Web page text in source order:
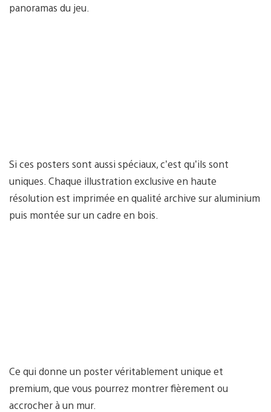
panoramas du jeu.
Si ces posters sont aussi spéciaux, c’est qu’ils sont
uniques. Chaque illustration exclusive en haute
résolution est imprimée en qualité archive sur aluminium
puis montée sur un cadre en bois.
Ce qui donne un poster véritablement unique et
premium, que vous pourrez montrer fièrement ou
accrocher à un mur.